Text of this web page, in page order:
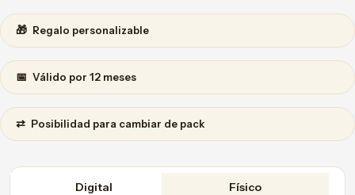
🎁 Regalo personalizable
📅 Válido por 12 meses
⇄ Posibilidad para cambiar de pack
Digital
Físico